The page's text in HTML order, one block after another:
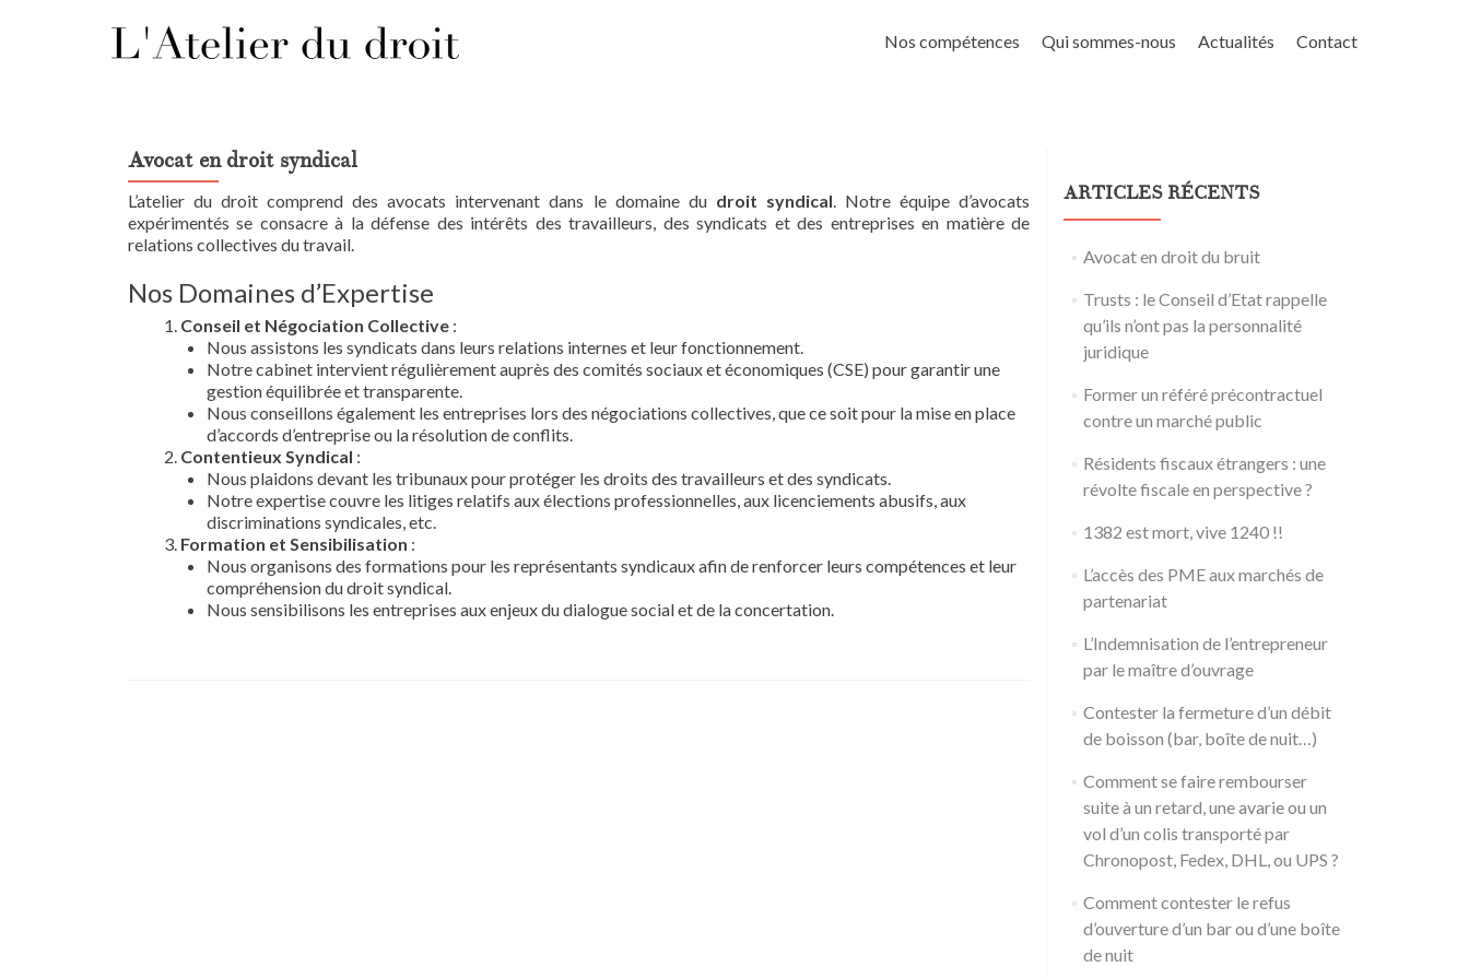
to
Nos compétences Qui sommes-nous Actualités Contact
Avocat en droit syndical
L’atelier du droit comprend des avocats intervenant dans le domaine du droit syndical. Notre équipe d’avocats
expérimentés se consacre à la défense des intérêts des travailleurs, des syndicats et des entreprises en matière de
relations collectives du travail.
Nos Domaines d’Expertise
Conseil et Négociation Collective :
Nous assistons les syndicats dans leurs relations internes et leur fonctionnement.
Notre cabinet intervient régulièrement auprès des comités sociaux et économiques (CSE) pour garantir une
gestion équilibrée et transparente.
Nous conseillons également les entreprises lors des négociations collectives, que ce soit pour la mise en place
d’accords d’entreprise ou la résolution de conflits.
Contentieux Syndical :
Nous plaidons devant les tribunaux pour protéger les droits des travailleurs et des syndicats.
Notre expertise couvre les litiges relatifs aux élections professionnelles, aux licenciements abusifs, aux
discriminations syndicales, etc.
Formation et Sensibilisation :
Nous organisons des formations pour les représentants syndicaux afin de renforcer leurs compétences et leur
compréhension du droit syndical.
Nous sensibilisons les entreprises aux enjeux du dialogue social et de la concertation.
ARTICLES RÉCENTS
Avocat en droit du bruit
Trusts : le Conseil d’Etat rappelle
qu’ils n’ont pas la personnalité
juridique
Former un référé précontractuel
contre un marché public
Résidents fiscaux étrangers : une
révolte fiscale en perspective ?
1382 est mort, vive 1240 !!
L’accès des PME aux marchés de
partenariat
L’Indemnisation de l’entrepreneur
par le maître d’ouvrage
Contester la fermeture d’un débit
de boisson (bar, boîte de nuit…)
Comment se faire rembourser
suite à un retard, une avarie ou un
vol d’un colis transporté par
Chronopost, Fedex, DHL, ou UPS ?
Comment contester le refus
d’ouverture d’un bar ou d’une boîte
de nuit